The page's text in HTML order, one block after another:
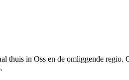
thuis in Oss en de omliggende